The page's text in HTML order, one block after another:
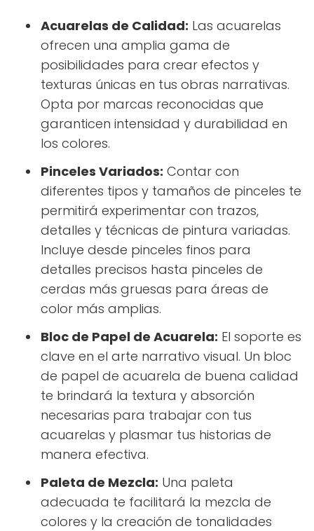
Acuarelas de Calidad: Las acuarelas
ofrecen una amplia gama de
posibilidades para crear efectos y
texturas únicas en tus obras narrativas.
Opta por marcas reconocidas que
garanticen intensidad y durabilidad en
los colores.
Pinceles Variados: Contar con
diferentes tipos y tamaños de pinceles te
permitirá experimentar con trazos,
detalles y técnicas de pintura variadas.
Incluye desde pinceles finos para
detalles precisos hasta pinceles de
cerdas más gruesas para áreas de
color más amplias.
Bloc de Papel de Acuarela: El soporte es
clave en el arte narrativo visual. Un bloc
de papel de acuarela de buena calidad
te brindará la textura y absorción
necesarias para trabajar con tus
acuarelas y plasmar tus historias de
manera efectiva.
Paleta de Mezcla: Una paleta
adecuada te facilitará la mezcla de
colores y la creación de tonalidades